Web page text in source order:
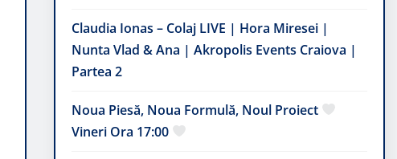
Claudia Ionas – Colaj LIVE | Hora Miresei |
Nunta Vlad & Ana | Akropolis Events Craiova |
Partea 2
Noua Piesă, Noua Formulă, Noul Proiect
Vineri Ora 17:00